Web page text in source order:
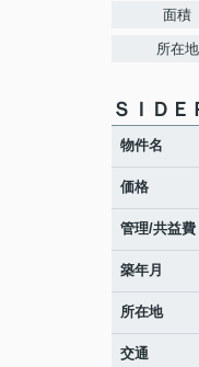
面積
所在地
ＳＩＤＥ
物件名
価格
管理/共益費
築年月
所在地
交通